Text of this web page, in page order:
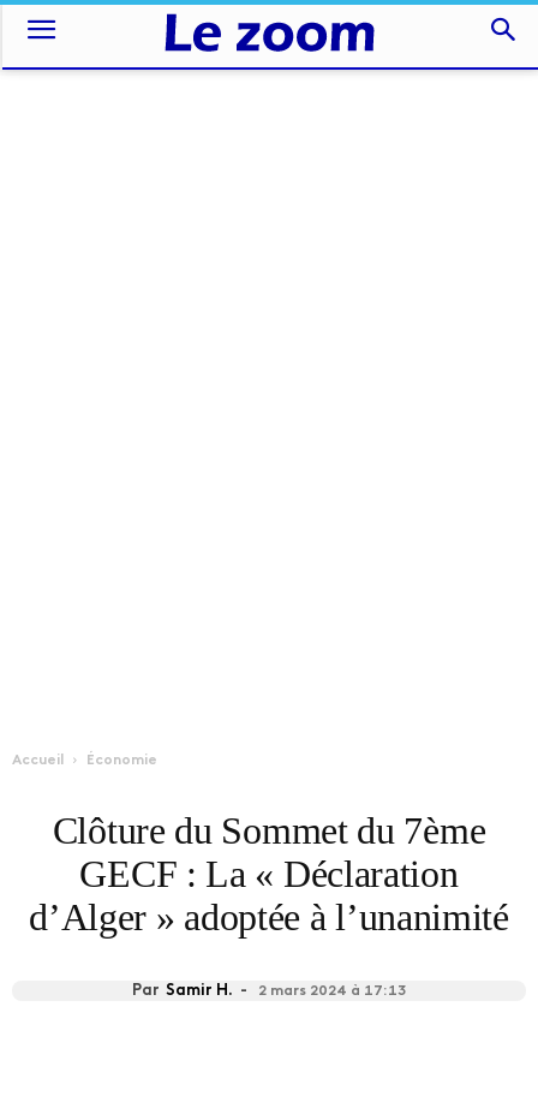
Accueil Économie
Clôture du Sommet du 7ème
GECF : La « Déclaration
d’Alger » adoptée à l’unanimité
Par Samir H. - 2 mars 2024 à 17:13